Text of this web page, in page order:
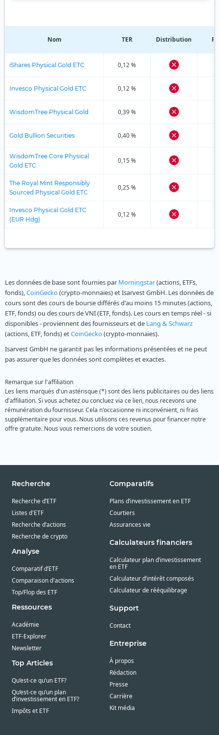
Nom TER Distribution
iShares Physical Gold ETC 0,12 %
Invesco Physical Gold ETC 0,12 %
WisdomTree Physical Gold 0,39 %
Gold Bullion Securities 0,40 %
WisdomTree Core Physical
Gold ETC
0,15 %
The Royal Mint Responsibly
Sourced Physical Gold ETC
0,25 %
Invesco Physical Gold ETC
(EUR Hdg)
0,12 %
Les données de base sont fournies par Morningstar(actions, ETFs,
fonds),CoinGecko(crypto-monnaies) et Isarvest GmbH. Les données de
cours sont des cours de bourse différés d'au moins 15 minutes (actions,
ETF, fonds) ou des cours de VNI (ETF, fonds). Les cours en temps réel - si
disponibles - proviennent des fournisseurs et de Lang & Schwarz
(actions, ETF, fonds) etCoinGecko(crypto-monnaies).
Isarvest GmbH ne garantit pas les informations présentées et ne peut
pas assurer que les données sont complètes et exactes.
Remarque sur l'affiliation
Les liens marqués d'un astérisque (*) sont des liens publicitaires ou des liens
d'affiliation. Si vous achetez ou concluez via ce lien, nous recevons une
rémunération du fournisseur. Cela n'occasionne ni inconvénient, ni frais
supplémentaire pour vous. Nous utilisons ces revenus pour financer notre
offre gratuite. Nous vous remercions de votre soutien.
Recherche
Recherche d’ETF
Listes d'ETF
Recherche d’actions
Recherche de crypto
Analyse
Comparatif d’ETF
Comparaison d'actions
Top/Flop des ETF
Ressources
Académie
ETF-Explorer
Newsletter
Top Articles
Qu’est-ce qu’un ETF?
Qu’est-ce qu’un plan
d’investissement en ETF?
Impôts et ETF
Comparatifs
Plans d’investissement en ETF
Courtiers
Assurances vie
Calculateurs financiers
Calculateur plan d’investissement
en ETF
Calculateur d’intérêt composés
Calculateur de rééquilibrage
Support
Contact
Entreprise
À propos
Rédaction
Presse
Carrière
Kit média